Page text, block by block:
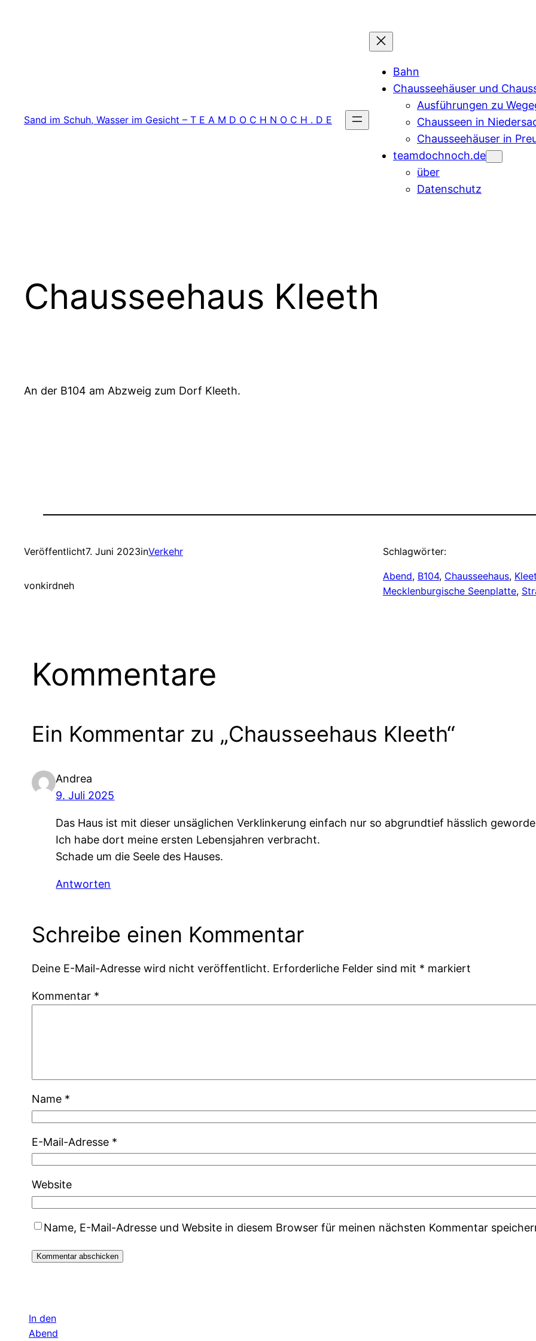
Sand im Schuh, Wasser im Gesicht – T E A M D O C H N O C H . D E
Bahn
Chausseehäuser und
Ausführungen zu
Chausseen in
Chausseehäuser in
teamdochnoch.de
über
Datenschutz
Chausseehaus Kleeth
An der B104 am Abzweig zum Dorf Kleeth.
Veröffentlicht7. Juni 2023inVerkehr
vonkirdneh
Schlagwörter:
Abend, B104, Chausseehaus,
Mecklenburgische Seenplatte,
Kommentare
Ein Kommentar zu „Chausseehaus Kleeth“
Andrea
9. Juli 2025
Das Haus ist mit dieser unsäglichen Verklinkerung einfach nur so abgrundtief hässlich
Ich habe dort meine ersten Lebensjahren verbracht.
Schade um die Seele des Hauses.
Antworten
Schreibe einen Kommentar
Deine E-Mail-Adresse wird nicht veröffentlicht. Erforderliche Felder sind mit * markiert
Kommentar *
Name *
E-Mail-Adresse *
Website
Name, E-Mail-Adresse und Website in diesem Browser für meinen nächsten Kommentar
In den
Abend